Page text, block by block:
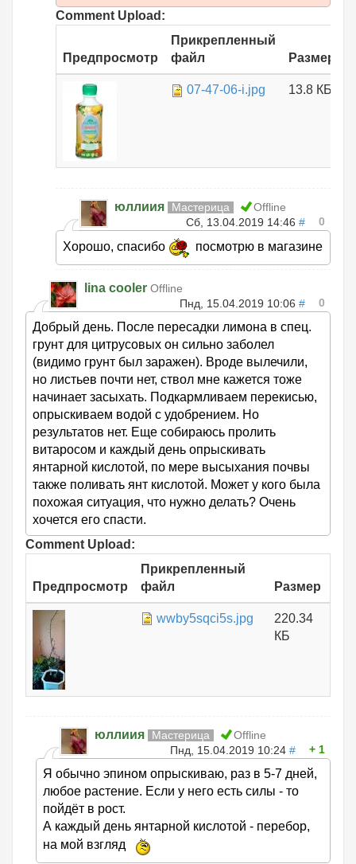
Comment Upload:
Предпросмотр
Прикрепленный
файл
Размер
07-47-06-i.jpg 13.8 КБ
юллиия Мастерица
Offline
Сб, 13.04.2019 14:46 # 0
Хорошо, спасибо посмотрю в магазине
lina cooler Offline
Пнд, 15.04.2019 10:06 # 0
Добрый день. После пересадки лимона в спец.
грунт для цитрусовых он сильно заболел
(видимо грунт был заражен). Вроде вылечили,
но листьев почти нет, ствол мне кажется тоже
начинает засыхать. Подкармливаем перекисью,
опрыскиваем водой с удобрением. Но
результатов нет. Еще собираюсь пролить
витаросом и каждый день опрыскивать
янтарной кислотой, по мере высыхания почвы
также поливать янт кислотой. Может у кого была
похожая ситуация, что нужно делать? Очень
хочется его спасти.
Comment Upload:
Предпросмотр
Прикрепленный
файл
Размер
wwby5sqci5s.jpg
220.34
КБ
юллиия Мастерица
Offline
Пнд, 15.04.2019 10:24 # 1
Я обычно эпином опрыскиваю, раз в 5-7 дней,
любое растение. Если у него есть силы - то
пойдёт в рост.
А каждый день янтарной кислотой - перебор,
на мой взгляд